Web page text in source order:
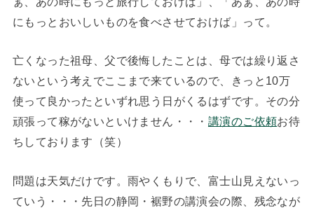
にもっとおいしいものを食べさせておけば」って。
亡くなった祖母、父で後悔したことは、母では繰り返さ
ないという考えでここまで来ているので、きっと10万
使って良かったといずれ思う日がくるはずです。その分
頑張って稼がないといけません・・・ 講演のご依頼お待
ちしております（笑）
問題は天気だけです。雨やくもりで、富士山見えないっ
ていう・・・先日の静岡・裾野の講演会の際、残念なが